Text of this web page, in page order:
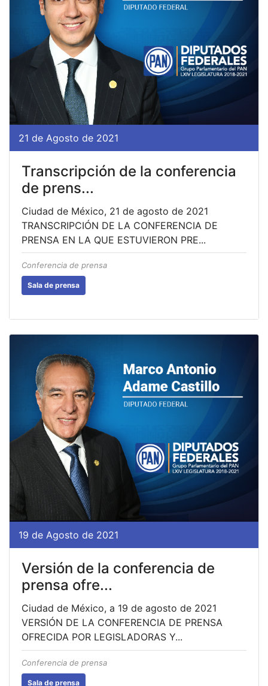
21 de Agosto de 2021
Transcripción de la conferencia
de prens...
Ciudad de México, 21 de agosto de 2021
TRANSCRIPCIÓN DE LA CONFERENCIA DE
PRENSA EN LA QUE ESTUVIERON PRE...
Conferencia de prensa
Sala de prensa
19 de Agosto de 2021
Versión de la conferencia de
prensa ofre...
Ciudad de México, a 19 de agosto de 2021
VERSIÓN DE LA CONFERENCIA DE PRENSA
OFRECIDA POR LEGISLADORAS Y...
Conferencia de prensa
Sala de prensa